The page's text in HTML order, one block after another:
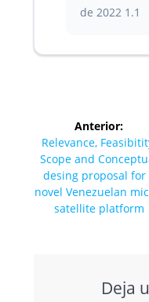
de 2022 1.1
Navegación
de
entradas
Anterior:
Entrada
anterior:
Relevance,
Scope and
desing proposal for
novel Venezuelan
satellite platform
Deja